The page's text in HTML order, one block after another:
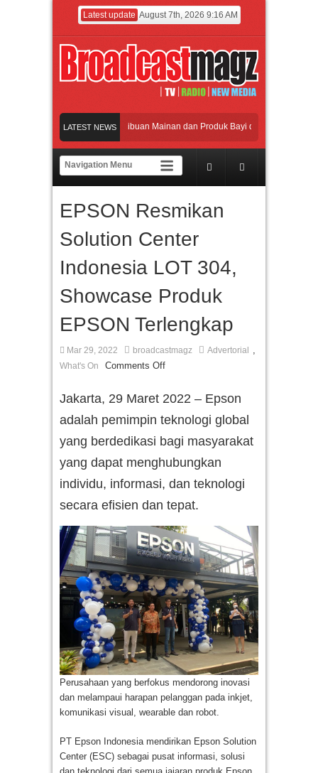
Latest update August 7th, 2026 9:16 AM
LATEST NEWS
Jakarta dengan Ribuan Mainan dan Produk Bayi dari Seluruh Dunia,
Gerbang Inovasi dan Peluang Bisnis Industri Gifts dan Housewares Asia
Perpaduan Warisan Dan Semangat Lokal, BIRKENSTOCK INDONESIA
Jakarta dengan Ribuan Mainan dan Produk Bayi dari Seluruh Dunia,
EPSON Resmikan
Solution Center
Indonesia LOT 304,
Showcase Produk
EPSON Terlengkap
Mar 29, 2022 broadcastmagz Advertorial ,
What's On Comments Off
Jakarta, 29 Maret 2022 – Epson
adalah pemimpin teknologi global
yang berdedikasi bagi masyarakat
yang dapat menghubungkan
individu, informasi, dan teknologi
secara efisien dan tepat.
Perusahaan yang berfokus mendorong inovasi
dan melampaui harapan pelanggan pada inkjet,
komunikasi visual, wearable dan robot.
PT Epson Indonesia mendirikan Epson Solution
Center (ESC) sebagai pusat informasi, solusi